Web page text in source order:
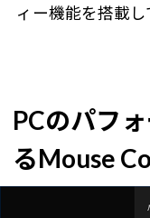
ィー機能を搭載し
PCのパフ
るMouse